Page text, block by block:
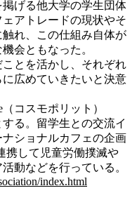
げる他大学の学生団体
アトレードの現状やそ
れ、この仕組み自体が
会ともなった。
とを活かし、それぞれ
広めていきたいと決意
コスモポリット）
る。留学生との交流イ
ショナルカフェの企画
携して児童労働撲滅や
動などを行っている。
index.html